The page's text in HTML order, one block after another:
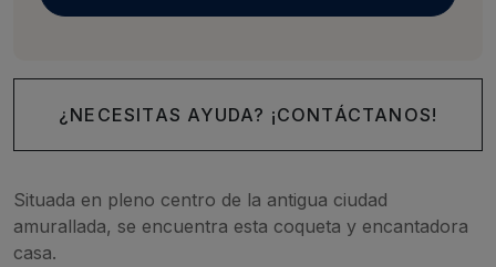
¿NECESITAS AYUDA? ¡CONTÁCTANOS!
Situada en pleno centro de la antigua ciudad
amurallada, se encuentra esta coqueta y encantadora
casa.